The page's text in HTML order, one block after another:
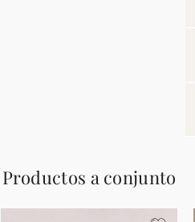
Productos a conjunto